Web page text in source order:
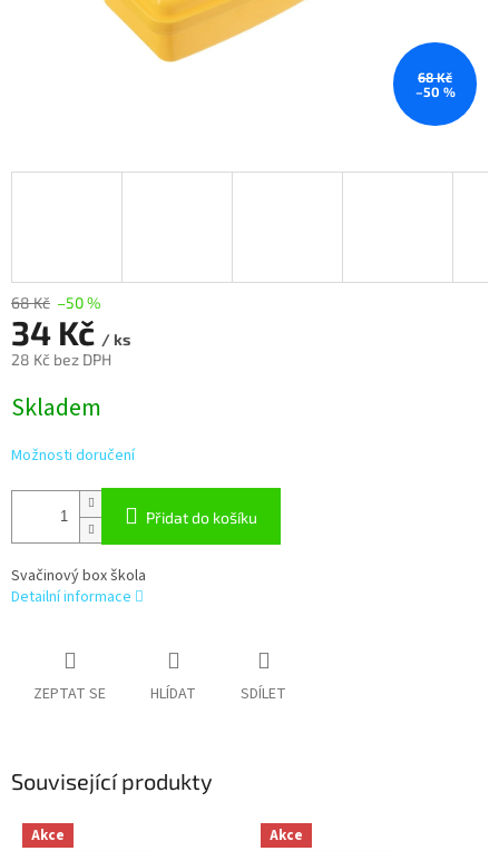
68 Kč
–50 %
68 Kč –50 %
34 Kč / ks
28 Kč bez DPH
cena:
Skladem
Možnosti doručení
Přidat do košíku
Svačinový box škola
Detailní informace
ZEPTAT SE HLÍDAT SDÍLET
Související produkty
Akce
Akce